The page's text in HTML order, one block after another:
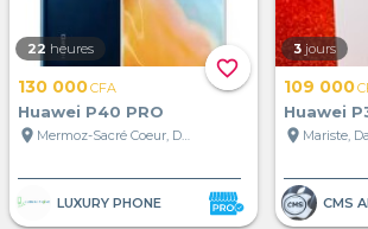
favorite_border
22 heures
130 000CFA
Huawei P40 PRO
location_on
Mermoz-Sacré Coeur, Dakar, Sénégal
LUXURY PHONE
3 jours
109 000
Huawei
location_on Mariste,